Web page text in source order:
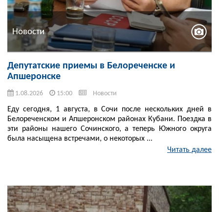
Новости
Депутатские приемы в Белореченске и
Апшеронске
1.08.2026 15:00 Новости
Еду сегодня, 1 августа, в Сочи после нескольких дней в
Белореченском и Апшеронском районах Кубани. Поездка в
эти районы нашего Сочинского, а теперь Южного округа
была насыщена встречами, о некоторых ...
Читать далее